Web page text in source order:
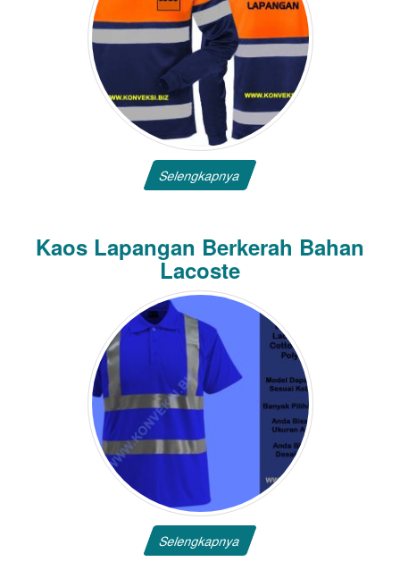
Selengkapnya
Kaos Lapangan Berkerah Bahan
Lacoste
Selengkapnya